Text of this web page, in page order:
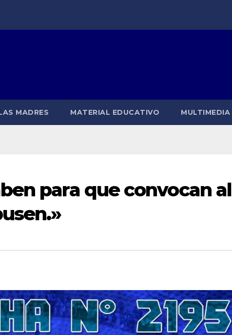
MADRES MATERIAL EDUCATIVO MULTIMEDIA
para que convocan al